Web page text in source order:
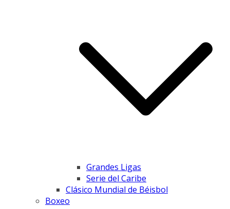
Grandes Ligas
Serie del Caribe
Clásico Mundial de Béisbol
Boxeo